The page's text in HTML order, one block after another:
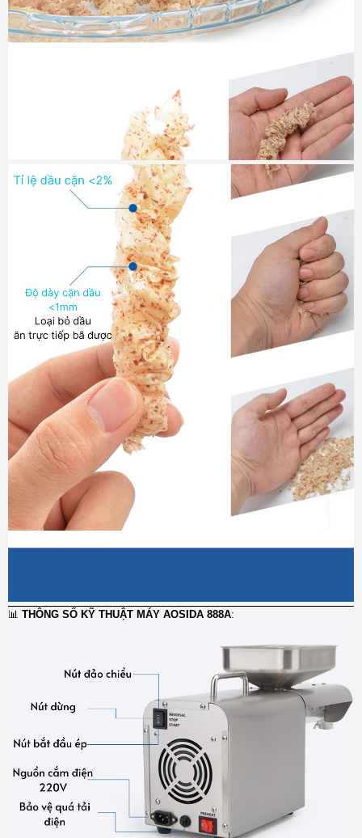
📊 THÔNG SỐ KỸ THUẬT MÁY AOSIDA 888A: